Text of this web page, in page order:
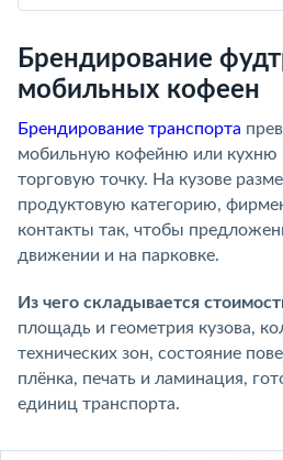
Брендирование
мобильных кофеен
Брендирование транспорта
мобильную кофейню или кухню
торговую точку. На кузове
продуктовую категорию,
контакты так, чтобы
движении и на парковке.
Из чего складывается
площадь и геометрия кузова,
технических зон, состояние
плёнка, печать и ламинация,
единиц транспорта.